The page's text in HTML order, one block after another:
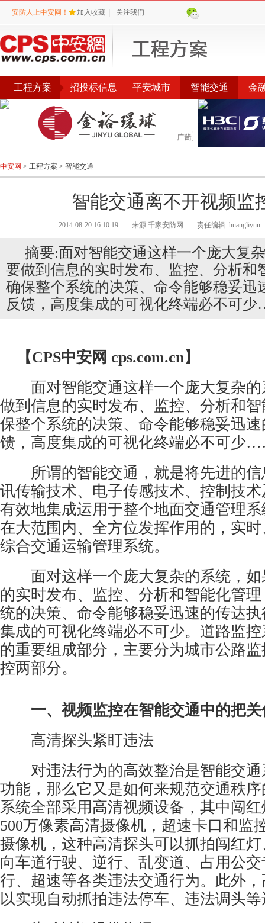
安防人上中安网！ 加入收藏 关注我们
工程方案 招投标信息 平安城市 智能交通 金
环保城管 智能社区
中安网 > 工程方案 > 智能交通
智能交通离不开视频监
2014-08-20 16:10:19 来源:千家安防网 责任编辑: huangliyun
摘要:面对智能交通这样一个庞大复
要做到信息的实时发布、监控、分析和
确保整个系统的决策、命令能够稳妥迅
反馈，高度集成的可视化终端必不可
【CPS中安网 cps.com.cn】
面对智能交通这样一个庞大复杂的
做到信息的实时发布、监控、分析和
保整个系统的决策、命令能够稳妥迅
馈，高度集成的可视化终端必不可少
所谓的智能交通，就是将先进的信
讯传输技术、电子传感技术、控制技
有效地集成运用于整个地面交通管理
在大范围内、全方位发挥作用的，实
综合交通运输管理系统。
面对这样一个庞大复杂的系统，如
的实时发布、监控、分析和智能化管
统的决策、命令能够稳妥迅速的传达
集成的可视化终端必不可少。道路监
的重要组成部分，主要分为城市公路
控两部分。
一、 视频监控在智能交通中的把
高清探头紧盯违法
对违法行为的高效整治是智能交通
功能，那么它又是如何来规范交通秩
系统全部采用高清视频设备，其中闯
500万像素高清摄像机 ，超速卡口和监
摄像机，这种高清探头可以抓拍闯红
向车道行驶、逆行、乱变道、占用公
行、超速等各类违法交通行为。此外
以实现自动抓拍违法停车、违法调头